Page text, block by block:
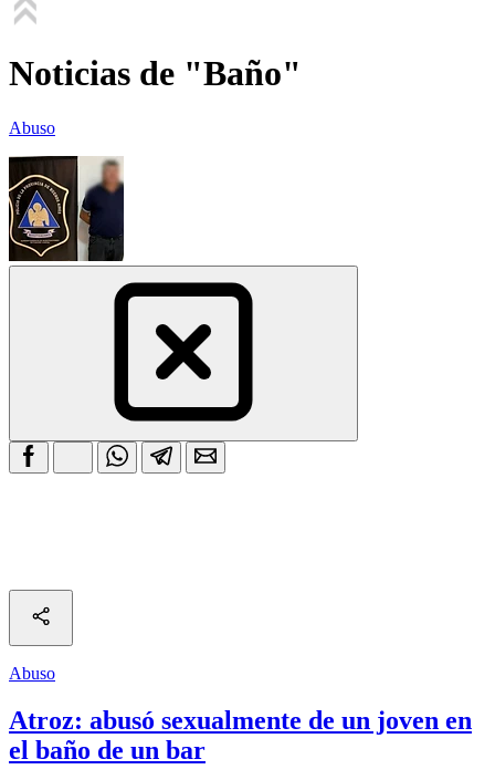
Noticias de "Baño"
Abuso
Abuso
Atroz: abusó sexualmente de un joven en
el baño de un bar